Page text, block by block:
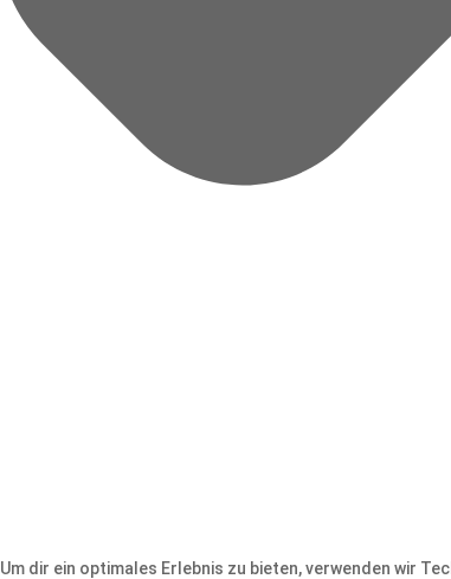
Um dir ein optimales Erlebnis zu bieten, verwenden wir